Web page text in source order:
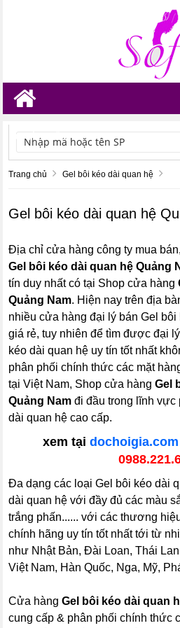
TÌM KIẾM
Trang chủ Gel bôi kéo dài quan hệ
Gel bôi kéo dài quan hệ
Địa chỉ cửa hàng công ty mua
Gel bôi kéo dài quan hệ Quảng
tín duy nhất có tại Shop cửa hàng
Quảng Nam. Hiện nay trên địa
nhiều cửa hàng đại lý bán Gel
giá rẻ, tuy nhiên để tìm được đại
kéo dài quan hệ uy tín tốt nhất
phân phối chính thức các mặt
tại Việt Nam, Shop cửa hàngGel
Quảng Nam đi đầu trong lĩnh vực
dài quan hệ cao cấp.
xem tại dochoigia.com
Đa dạng các loại Gel bôi kéo dài
dài quan hệ với đầy đủ các màu
trắng phấn...... với các thương
chính hãng uy tín tốt nhất tới từ
như Nhật Bản, Đài Loan, Thái
Việt Nam, Hàn Quốc, Nga, Mỹ,
Cửa hàngGel bôi kéo dài quan
cung cấp & phân phối chính thức